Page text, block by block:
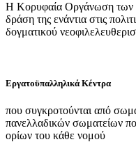
Η Κορυφαία Οργάνωση των
δράση της ενάντια στις
δογματικού
Εργατοϋπαλληλικά Κέντρα
που συγκροτούνται από
πανελλαδικών σωματείων
ορίων του κάθε νομού